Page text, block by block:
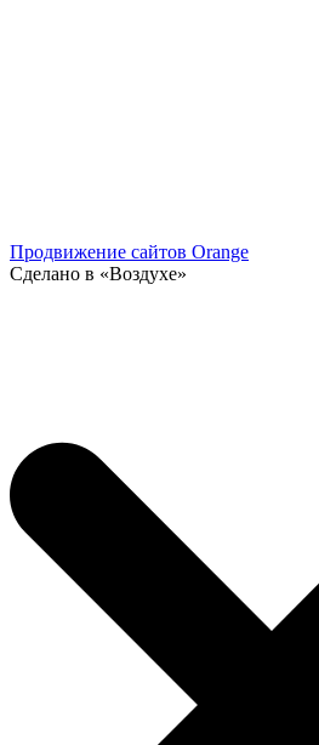
Продвижение сайтов Orange
Сделано в «Воздухе»